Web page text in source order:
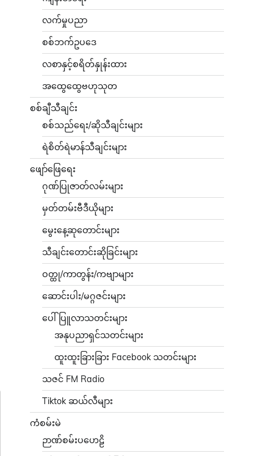
လက်မှုပညာ
စစ်ဘက်ဥပဒေ
လစာနှင့်စရိတ်နှုန်းထား
အထွေထွေဗဟုသုတ
စစ်ချီသီချင်း
စစ်သည်ရေး/ဆိုသီချင်းများ
ရဲစိတ်ရဲမာန်သီချင်းများ
ဖျော်ဖြေရေး
ဂုဏ်ပြုဇာတ်လမ်းများ
မှတ်တမ်းဗီဒီယိုများ
မွေးနေ့ဆုတောင်းများ
သီချင်းတောင်းဆိုခြင်းများ
ဝတ္ထု/ကာတွန်း/ကဗျာများ
ဆောင်းပါး/မဂ္ဂဇင်းများ
ပေါ်ပြူလာသတင်းများ
အနုပညာရှင်သတင်းများ
ထူးထူးခြားခြား Facebook သတင်းများ
သဇင် FM Radio
Tiktok ဆယ်လီများ
ကံစမ်းမဲ
ဉာဏ်စမ်းပဟေဠိ